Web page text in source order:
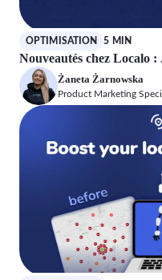
OPTIMISATION 5 MIN
Nouveautés chez Localo
Żaneta Żarnowska
Product Marketing